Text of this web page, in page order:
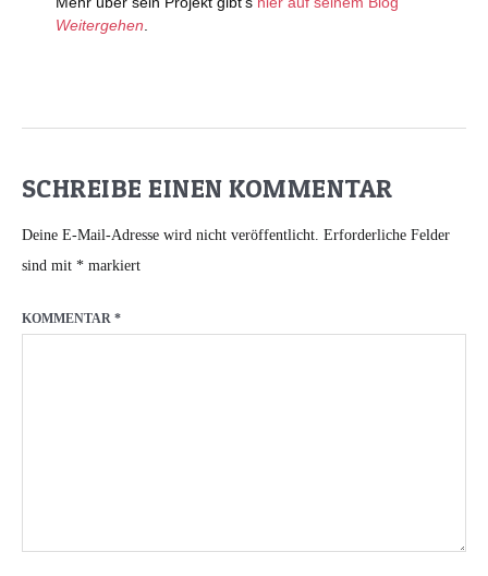
SCHREIBE EINEN KOMMENTAR
Deine E-Mail-Adresse wird nicht veröffentlicht. Erforderliche Felder
sind mit * markiert
KOMMENTAR *